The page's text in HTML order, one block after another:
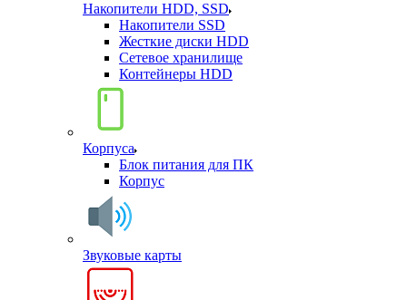
Накопители HDD, SSD
Накопители SSD
Жесткие диски HDD
Сетевое хранилище
Контейнеры HDD
Корпуса
Блок питания для ПК
Корпус
Звуковые карты